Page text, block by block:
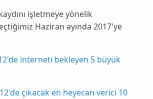
işletmeye yönelik
Haziran ayında 2017'ye
interneti bekleyen 5 büyük
çıkacak en heyecan verici 10